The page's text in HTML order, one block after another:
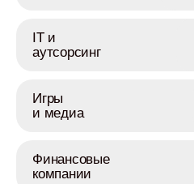
IT и
аутсорсинг
Игры
и медиа
Финансовые
компании